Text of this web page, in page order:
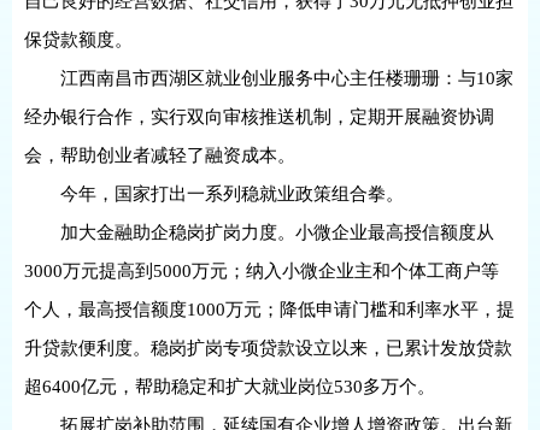
保贷款额度。
江西南昌市西湖区就业创业服务中心主任楼珊珊：与10家
经办银行合作，实行双向审核推送机制，定期开展融资协调
会，帮助创业者减轻了融资成本。
今年，国家打出一系列稳就业政策组合拳。
加大金融助企稳岗扩岗力度。小微企业最高授信额度从
3000万元提高到5000万元；纳入小微企业主和个体工商户等
个人，最高授信额度1000万元；降低申请门槛和利率水平，提
升贷款便利度。稳岗扩岗专项贷款设立以来，已累计发放贷款
超6400亿元，帮助稳定和扩大就业岗位530多万个。
拓展扩岗补助范围，延续国有企业增人增资政策。出台新